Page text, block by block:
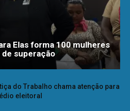
Elas forma 100 mulheres
superação
do Trabalho chama atenção para
eleitoral